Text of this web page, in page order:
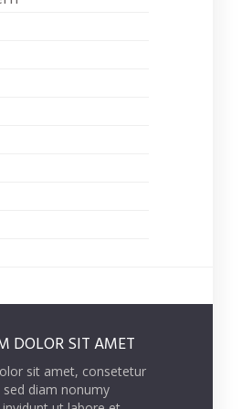
DOLOR SIT AMET
sit amet, consetetur
sed diam nonumy